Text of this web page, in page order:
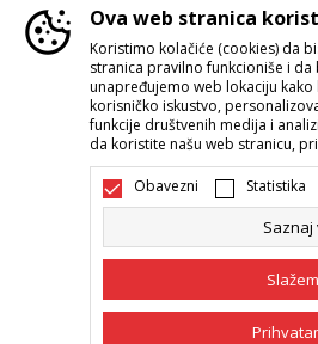
Srbija Promenite
Nastojimo da budemo što precizniji u
bez grešaka. Svi artikli prikazani na
podrazumeva da su dostupni u svakom
možete proveriti pozivom Call
Ova web stranica
Koristimo kolačiće (cookies) da
stranica pravilno funkcioniše i
unapređujemo web lokaciju
korisničko iskustvo,
funkcije društvenih medija i
da koristite našu web stranicu,
Obavezni Statistika
Saznaj